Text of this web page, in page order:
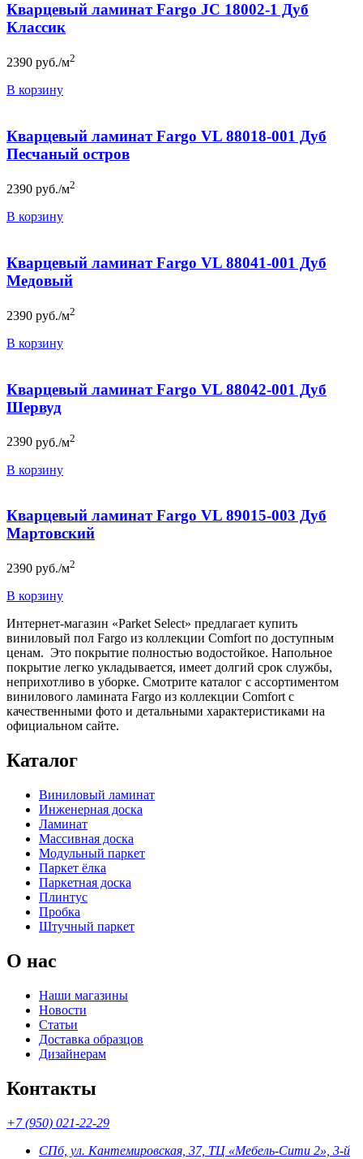
Кварцевый ламинат Fargo JC 18002-1 Дуб
Классик
2390 руб./м2
В корзину
Кварцевый ламинат Fargo VL 88018-001 Дуб
Песчаный остров
2390 руб./м2
В корзину
Кварцевый ламинат Fargo VL 88041-001 Дуб
Медовый
2390 руб./м2
В корзину
Кварцевый ламинат Fargo VL 88042-001 Дуб
Шервуд
2390 руб./м2
В корзину
Кварцевый ламинат Fargo VL 89015-003 Дуб
Мартовский
2390 руб./м2
В корзину
Интернет-магазин «Parket Select» предлагает купить
виниловый пол Fargo из коллекции Comfort по доступным
ценам. Это покрытие полностью водостойкое. Напольное
покрытие легко укладывается, имеет долгий срок службы,
неприхотливо в уборке. Смотрите каталог с ассортиментом
винилового ламината Fargo из коллекции Comfort с
качественными фото и детальными характеристиками на
официальном сайте.
Каталог
Виниловый ламинат
Инженерная доска
Ламинат
Массивная доска
Модульный паркет
Паркет ёлка
Паркетная доска
Плинтус
Пробка
Штучный паркет
О нас
Наши магазины
Новости
Статьи
Доставка образцов
Дизайнерам
Контакты
+7 (950) 021-22-29
СПб, ул. Кантемировская, 37, ТЦ «Мебель-Сити 2», 3-й